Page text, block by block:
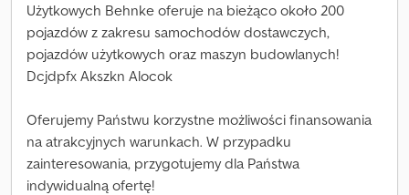
Użytkowych Behnke oferuje na bieżąco około 200
pojazdów z zakresu samochodów dostawczych,
pojazdów użytkowych oraz maszyn budowlanych!
Dcjdpfx Akszkn Alocok
Oferujemy Państwu korzystne możliwości finansowania
na atrakcyjnych warunkach. W przypadku
zainteresowania, przygotujemy dla Państwa
indywidualną ofertę!